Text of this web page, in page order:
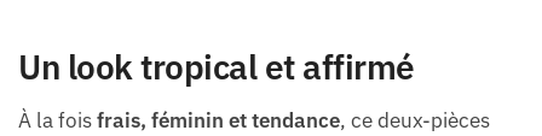
Un look tropical et affirmé
À la foisfrais, féminin et tendance, ce deux-pièces